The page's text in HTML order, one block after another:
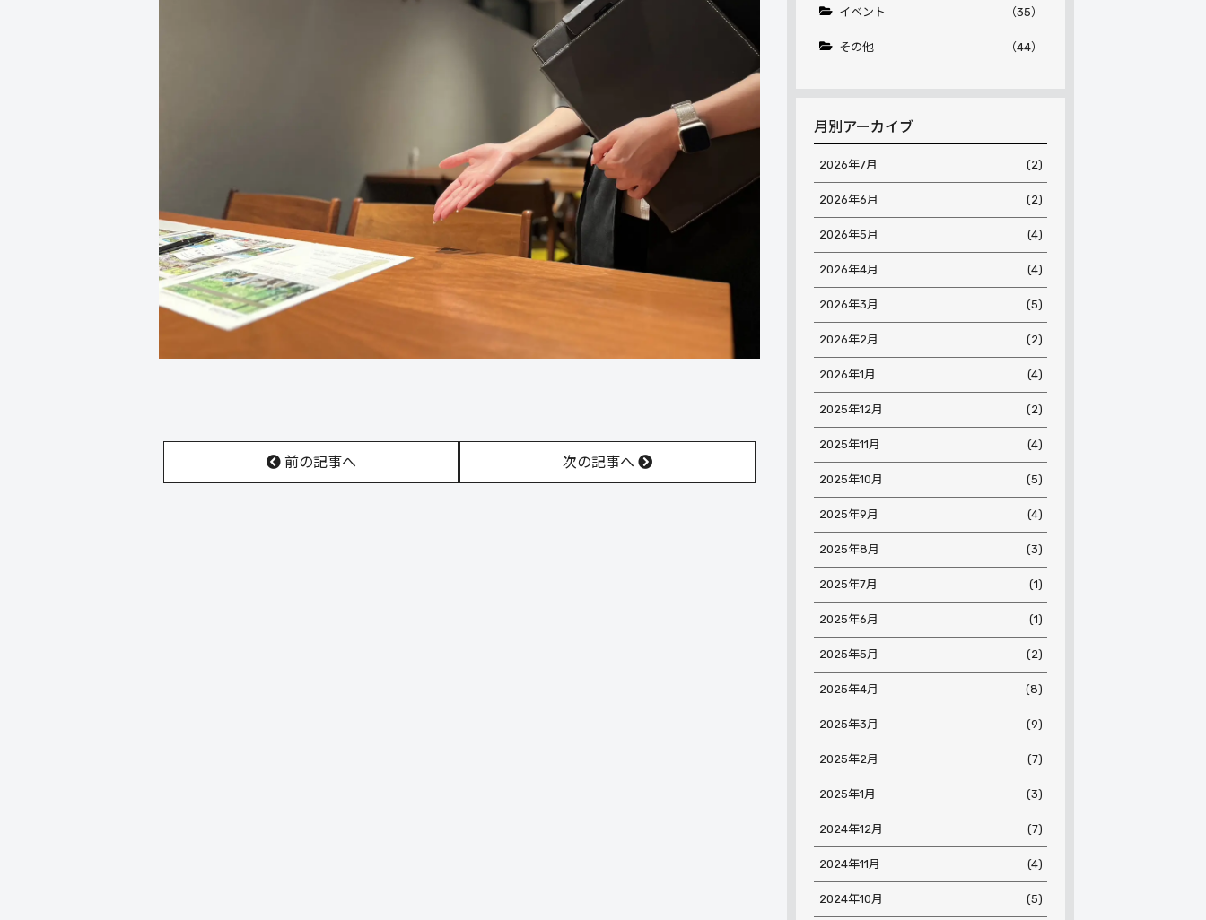
前の記事へ 次の記事へ
イベント （35）
その他 （44）
月別アーカイブ
2026年7月 (2)
2026年6月 (2)
2026年5月 (4)
2026年4月 (4)
2026年3月 (5)
2026年2月 (2)
2026年1月 (4)
2025年12月 (2)
2025年11月 (4)
2025年10月 (5)
2025年9月 (4)
2025年8月 (3)
2025年7月 (1)
2025年6月 (1)
2025年5月 (2)
2025年4月 (8)
2025年3月 (9)
2025年2月 (7)
2025年1月 (3)
2024年12月 (7)
2024年11月 (4)
2024年10月 (5)